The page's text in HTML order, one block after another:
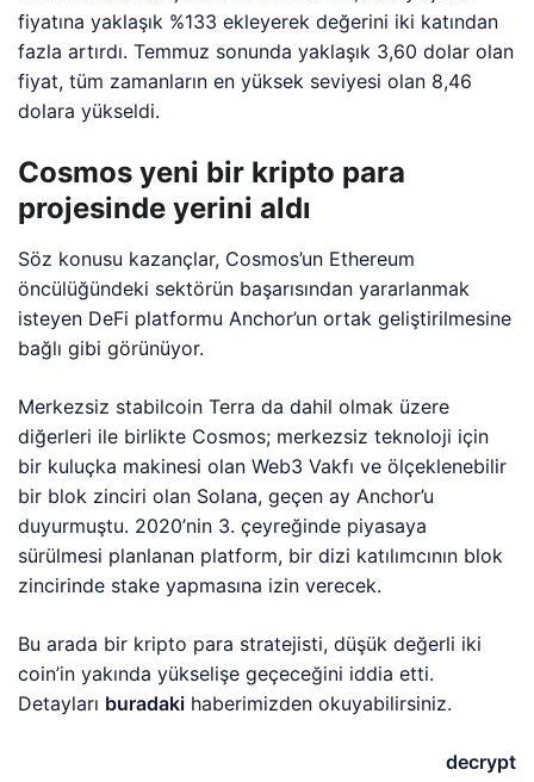
fiyatına yaklaşık %133 ekleyerek değerini iki katından
fazla artırdı. Temmuz sonunda yaklaşık 3,60 dolar olan
fiyat, tüm zamanların en yüksek seviyesi olan 8,46
dolara yükseldi.
Cosmos yeni bir kripto para
projesinde yerini aldı
Söz konusu kazançlar, Cosmos’un Ethereum
öncülüğündeki sektörün başarısından yararlanmak
isteyen DeFi platformu Anchor’un ortak geliştirilmesine
bağlı gibi görünüyor.
Merkezsiz stabilcoin Terra da dahil olmak üzere
diğerleri ile birlikte Cosmos; merkezsiz teknoloji için
bir kuluçka makinesi olan Web3 Vakfı ve ölçeklenebilir
bir blok zinciri olan Solana, geçen ay Anchor’u
duyurmuştu. 2020’nin 3. çeyreğinde piyasaya
sürülmesi planlanan platform, bir dizi katılımcının blok
zincirinde stake yapmasına izin verecek.
Bu arada bir kripto para stratejisti, düşük değerli iki
coin’in yakında yükselişe geçeceğini iddia etti.
Detayları buradaki haberimizden okuyabilirsiniz.
decrypt